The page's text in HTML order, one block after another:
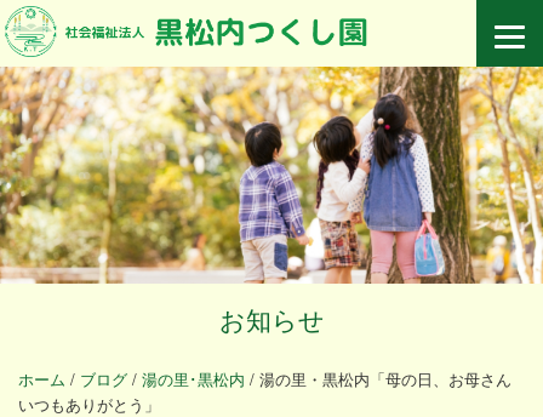
お知らせ
ホーム / ブログ / 湯の里･黒松内 / 湯の里・黒松内「母の日、お母さん
いつもありがとう」